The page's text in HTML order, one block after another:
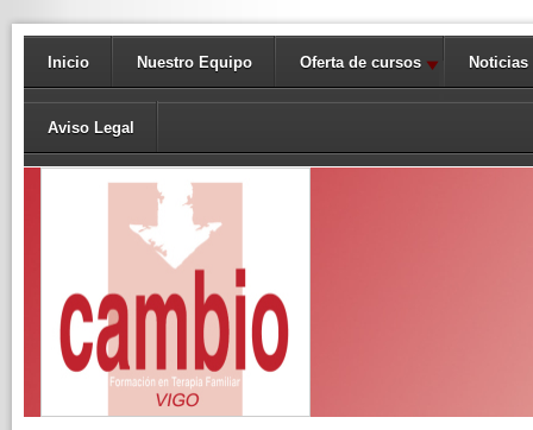
Inicio Nuestro Equipo Oferta de cursos Noticias
Aviso Legal